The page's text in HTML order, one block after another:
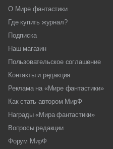
О Мире фантастики
Где купить журнал?
Подписка
Наш магазин
Пользовательское соглашение
Контакты и редакция
Реклама на «Мире фантастики»
Как стать автором МирФ
Награды «Мира фантастики»
Вопросы редакции
Форум МирФ